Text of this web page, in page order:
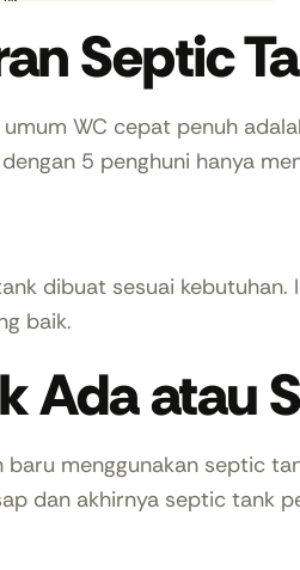
Septic
WC cepat penuh
dengan 5 penghuni hanya
dibuat sesuai
baik.
Ada atau
baru menggunakan septic
dan akhirnya septic tank